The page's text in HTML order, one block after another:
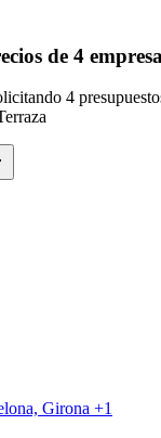
de 4
4
Girona +1